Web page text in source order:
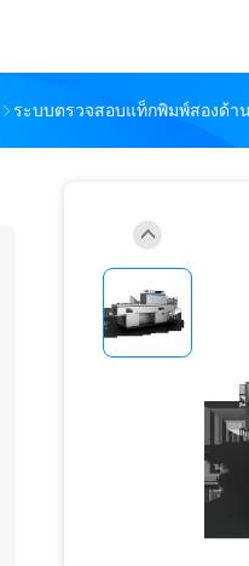
ระบบตรวจสอบแท็กพิมพ์สองด้า